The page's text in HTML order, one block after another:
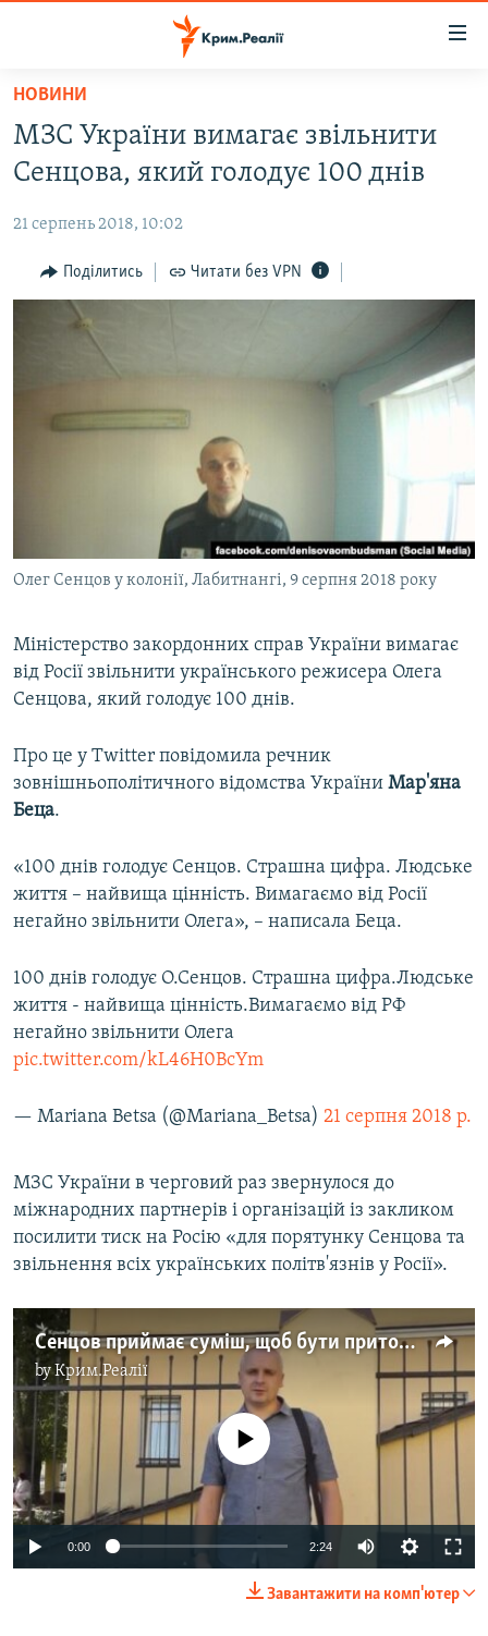
Перейти
основного
матеріалу
до
навігації
Перейти
ВОДА.КРИМ
ПОЛІТИКА
БЛОГИ
ПОГЛЯД
ІНТЕРВ'Ю
СПЕЦПРОЕКТИ
ВІДЕОУРОКИ «ELIFBE»
СВІДЧЕННЯ ОКУПАЦІЇ
УКРАЇНСЬКА ПРОБЛЕМА КРИМУ
ЯК ОБІЙТИ БЛОКУВАННЯ
Qırımtatar
НОВИНИ
МЗС України вимагає звільнити
Сенцова, який голодує 100 днів
21 серпень 2018, 10:02
Поділитись Читати без VPN
Олег Сенцов у колонії, Лабитнангі, 9 серпня 2018 року
Міністерство закордонних справ України вимагає
від Росії звільнити українського режисера Олега
Сенцова, який голодує 100 днів.
Про це у Twitter повідомила речник
зовнішньополітичного відомства України Мар'яна
Беца.
«100 днів голодує Сенцов. Страшна цифра. Людське
життя – найвища цінність. Вимагаємо від Росії
негайно звільнити Олега», – написала Беца.
100 днів голодує О.Сенцов. Страшна цифра.Людське
життя - найвища цінність.Вимагаємо від РФ
негайно звільнити Олега
pic.twitter.com/kL46H0BcYm
— Mariana Betsa (@Mariana_Betsa) 21 серпня 2018 р.
МЗС України в черговий раз звернулося до
міжнародних партнерів і організацій із закликом
посилити тиск на Росію «для порятунку Сенцова та
звільнення всіх українських політв'язнів у Росії».
Сенцов приймає суміш, щоб бути притомним – адвокат (відео)
byКрим.Реалії
No media source currently available
0:00 2:24
Завантажити на комп'ютер